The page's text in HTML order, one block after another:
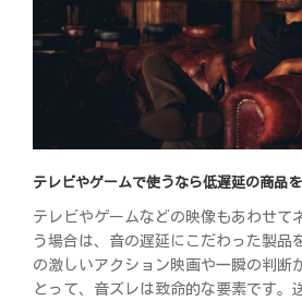
テレビやゲームで使うなら低遅延の商品を
テレビやゲームなどの映像もあわせて
う場合は、音の遅延にこだわった製品
の激しいアクション映画や一瞬の判断
とって、音ズレは致命的な要素です。